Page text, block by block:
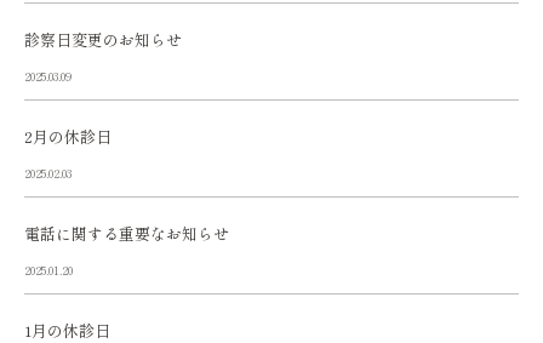
診察日変更のお知らせ
2025.03.09
2月の休診日
2025.02.03
電話に関する重要なお知らせ
2025.01.20
1月の休診日